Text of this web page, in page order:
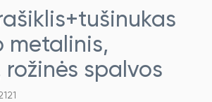
metalinis,
rožinės spalvos